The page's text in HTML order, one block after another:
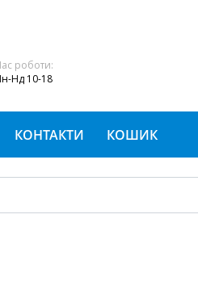
роботи:
Нд 10-18
КОНТАКТИ КОШИК